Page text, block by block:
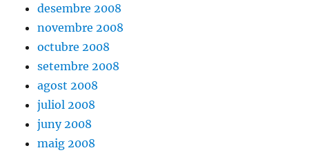
desembre 2008
novembre 2008
octubre 2008
setembre 2008
agost 2008
juliol 2008
juny 2008
maig 2008